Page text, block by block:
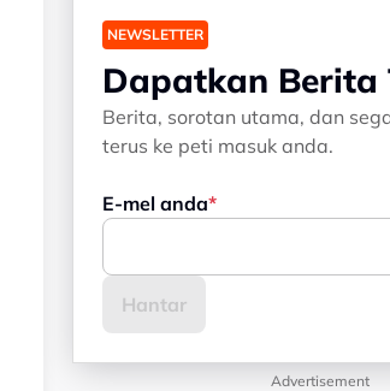
NEWSLETTER
Dapatkan Berita
Berita, sorotan utama, dan
terus ke peti masuk anda.
E-mel anda
Advertisement